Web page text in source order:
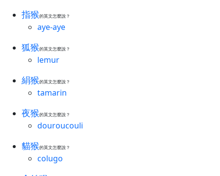
指猴的英文怎麼說？
aye-aye
狐猴的英文怎麼說？
lemur
絹猴的英文怎麼說？
tamarin
夜猴的英文怎麼說？
douroucouli
貓猴的英文怎麼說？
colugo